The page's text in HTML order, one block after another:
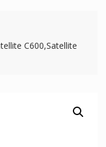
C600,Satellite